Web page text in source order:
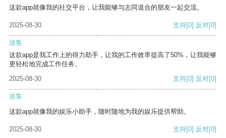
这款app就像我的社交平台，让我能够与志同道合的朋友一起交流。
2025-08-30 支持[0] 反对[0]
游客
这款app是我工作上的得力助手，让我的工作效率提高了50%，让我能够
更轻松地完成工作任务。
2025-08-30
支持[0] 反对[0]
游客
这款app就像我的娱乐小助手，随时随地为我的娱乐提供帮助。
2025-08-30 支持[0] 反对[0]